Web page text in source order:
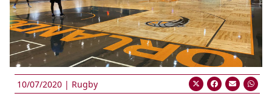
10/07/2020 | Rugby